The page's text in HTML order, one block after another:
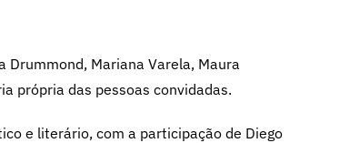
Drummond, Mariana Varela, Maura
própria das pessoas convidadas.
e literário, com a participação de Diego